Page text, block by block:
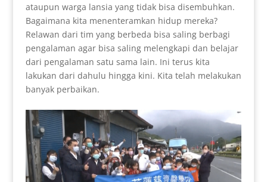
ataupun warga lansia yang tidak bisa disembuhkan.
Bagaimana kita menenteramkan hidup mereka?
Relawan dari tim yang berbeda bisa saling berbagi
pengalaman agar bisa saling melengkapi dan belajar
dari pengalaman satu sama lain. Ini terus kita
lakukan dari dahulu hingga kini. Kita telah melakukan
banyak perbaikan.